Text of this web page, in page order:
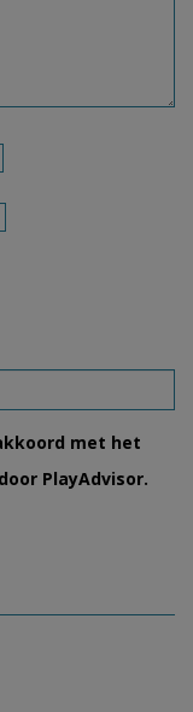
met het
PlayAdvisor.